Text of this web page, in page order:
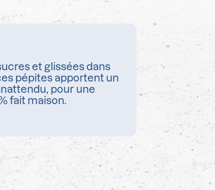
et glissées dans
pépites apportent un
pour une
fait maison.